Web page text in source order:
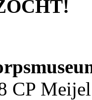
CP